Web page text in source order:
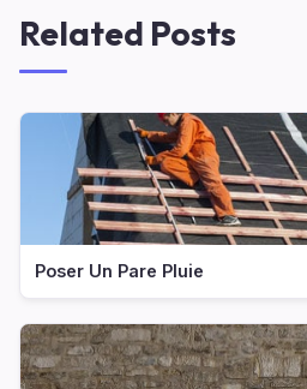
Related Posts
Poser Un Pare Pluie